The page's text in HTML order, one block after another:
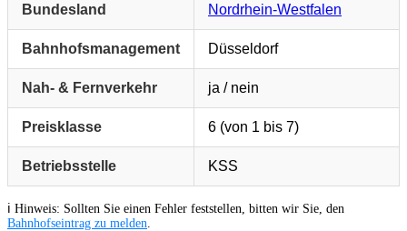
Bundesland Nordrhein-Westfalen
Bahnhofsmanagement Düsseldorf
Nah- & Fernverkehr ja / nein
Preisklasse 6 (von 1 bis 7)
Betriebsstelle KSS
ℹ️ Hinweis: Sollten Sie einen Fehler feststellen, bitten wir Sie, den
Bahnhofseintrag zu melden